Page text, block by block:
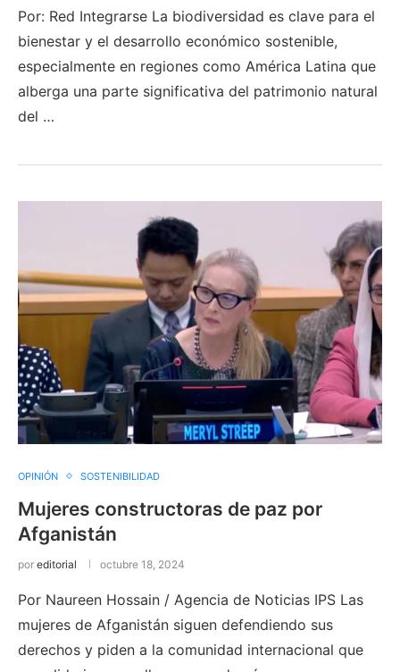
Por: Red Integrarse La biodiversidad es clave para el
bienestar y el desarrollo económico sostenible,
especialmente en regiones como América Latina que
alberga una parte significativa del patrimonio natural
del …
OPINIÓN SOSTENIBILIDAD
Mujeres constructoras de paz por
Afganistán
por editorial octubre 18, 2024
Por Naureen Hossain / Agencia de Noticias IPS Las
mujeres de Afganistán siguen defendiendo sus
derechos y piden a la comunidad internacional que